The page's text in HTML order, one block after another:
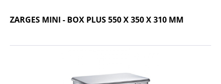
ZARGES MINI - BOX PLUS 550 X 350 X 310 MM